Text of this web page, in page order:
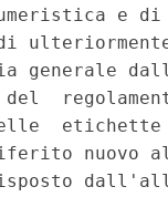
e
nuovo